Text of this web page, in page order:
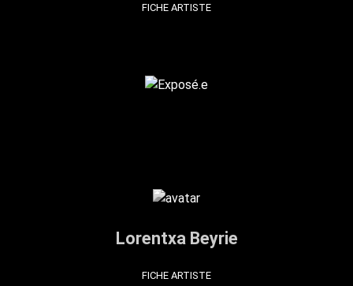
FICHE ARTISTE
Lorentxa Beyrie
FICHE ARTISTE